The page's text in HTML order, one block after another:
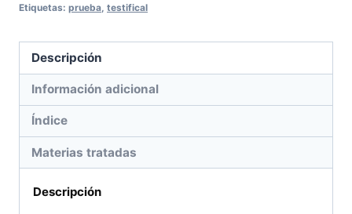
Etiquetas: prueba, testifical
Descripción
Información adicional
Índice
Materias tratadas
Descripción